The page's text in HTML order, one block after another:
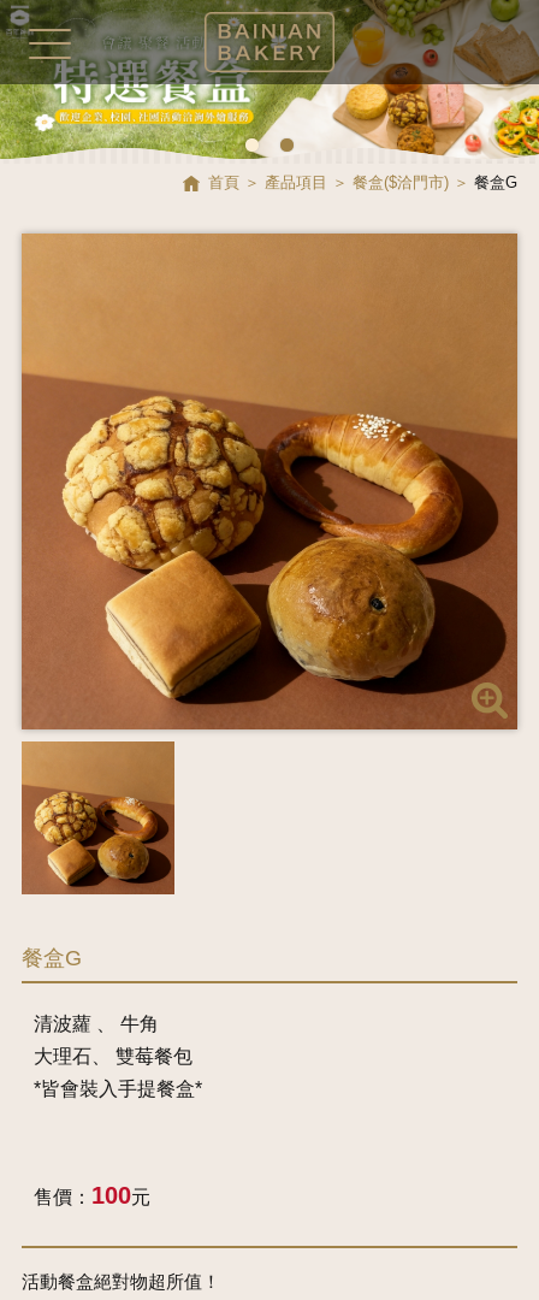
首頁 產品項目 餐盒($洽門市) 餐盒G
餐盒G
清波蘿 、 牛角
大理石、 雙莓餐包
*皆會裝入手提餐盒*
售價： 100元
活動餐盒絕對物超所值！